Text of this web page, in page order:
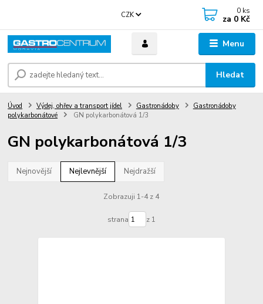
Menu
CZK
Hledat
0 ks
za 0 Kč
Úvod Výdej, ohřev a transport jídel Gastronádoby
Gastronádoby
polykarbonátové
GN polykarbonátová 1/3
GN polykarbonátová 1/3
Nejnovější Nejlevnější Nejdražší
Zobrazuji 1-4 z 4
strana z 1